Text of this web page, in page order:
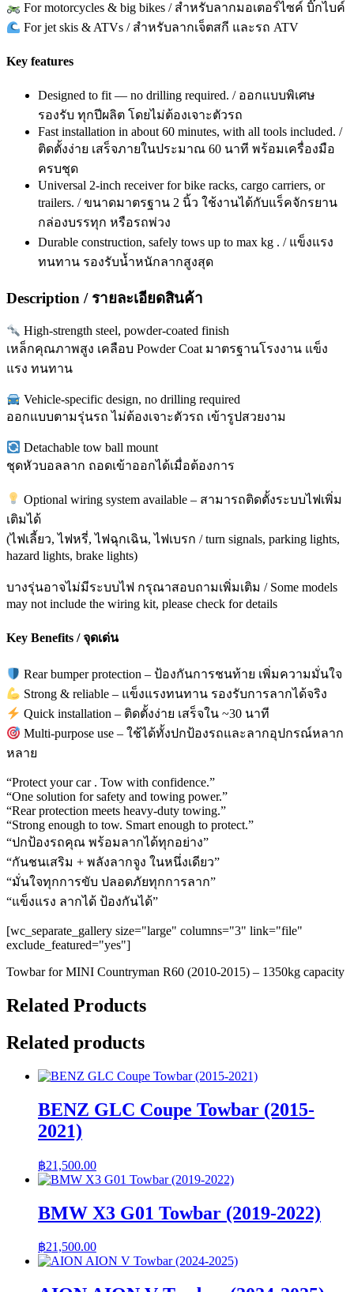
For motorcycles & big bikes / สำหรับลากมอเตอร์ไซค์ บิ๊กไบค์
For jet skis & ATVs / สำหรับลากเจ็ตสกี และรถ ATV
Key features
Designed to fit — no drilling required. / ออกแบบพิเศษ
รองรับ ทุกปีผลิต โดยไม่ต้องเจาะตัวรถ
Fast installation in about 60 minutes, with all tools included. /
ติดตั้งง่าย เสร็จภายในประมาณ 60 นาที พร้อมเครื่องมือ
ครบชุด
Universal 2-inch receiver for bike racks, cargo carriers, or
trailers. / ขนาดมาตรฐาน 2 นิ้ว ใช้งานได้กับแร็คจักรยาน
กล่องบรรทุก หรือรถพ่วง
Durable construction, safely tows up to max kg . / แข็งแรง
ทนทาน รองรับน้ำหนักลากสูงสุด
Description / รายละเอียดสินค้า
High-strength steel, powder-coated finish
เหล็กคุณภาพสูง เคลือบ Powder Coat มาตรฐานโรงงาน แข็ง
แรง ทนทาน
Vehicle-specific design, no drilling required
ออกแบบตามรุ่นรถ ไม่ต้องเจาะตัวรถ เข้ารูปสวยงาม
Detachable tow ball mount
ชุดหัวบอลลาก ถอดเข้าออกได้เมื่อต้องการ
Optional wiring system available – สามารถติดตั้งระบบไฟเพิ่ม
เติมได้
(ไฟเลี้ยว, ไฟหรี่, ไฟฉุกเฉิน, ไฟเบรก / turn signals, parking lights,
hazard lights, brake lights)
บางรุ่นอาจไม่มีระบบไฟ กรุณาสอบถามเพิ่มเติม / Some models
may not include the wiring kit, please check for details
Key Benefits / จุดเด่น
Rear bumper protection – ป้องกันการชนท้าย เพิ่มความมั่นใจ
Strong & reliable – แข็งแรงทนทาน รองรับการลากได้จริง
Quick installation – ติดตั้งง่าย เสร็จใน ~30 นาที
Multi-purpose use – ใช้ได้ทั้งปกป้องรถและลากอุปกรณ์หลาก
หลาย
“Protect your car . Tow with confidence.”
“One solution for safety and towing power.”
“Rear protection meets heavy-duty towing.”
“Strong enough to tow. Smart enough to protect.”
“ปกป้องรถคุณ พร้อมลากได้ทุกอย่าง”
“กันชนเสริม + พลังลากจูง ในหนึ่งเดียว”
“มั่นใจทุกการขับ ปลอดภัยทุกการลาก”
“แข็งแรง ลากได้ ป้องกันได้”
[wc_separate_gallery size="large" columns="3" link="file"
exclude_featured="yes"]
Towbar for MINI Countryman R60 (2010-2015) – 1350kg capacity
Related Products
Related products
BENZ GLC Coupe Towbar (2015-
2021)
฿21,500.00
BMW X3 G01 Towbar (2019-2022)
฿21,500.00